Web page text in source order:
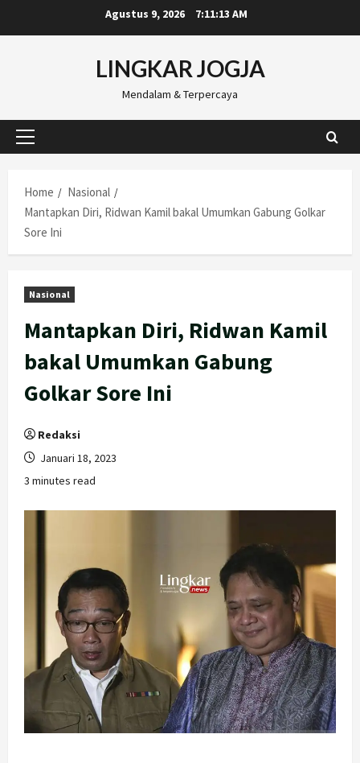
to
Agustus 9, 2026 7:11:15 AM
LINGKAR JOGJA
Mendalam & Terpercaya
Primary
Home
Nasional
Mantapkan Diri, Ridwan Kamil bakal Umumkan Gabung Golkar
Sore Ini
Nasional
Mantapkan Diri, Ridwan Kamil
bakal Umumkan Gabung
Golkar Sore Ini
Redaksi
Januari 18, 2023
3 minutes read